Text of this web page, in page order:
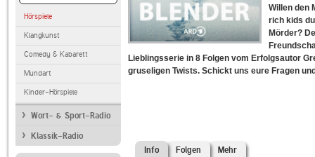
Hörspiele
Klangkunst
Comedy & Kabarett
Mundart
Kinder-Hörspiele
Wort- & Sport-Radio
Klassik-Radio
Willen den
rich kids
Mörder?
Lieblingsserie in 8 Folgen vom Erfolgsautor
gruseligen Twists. Schickt uns eure Fragen
Info Folgen Mehr